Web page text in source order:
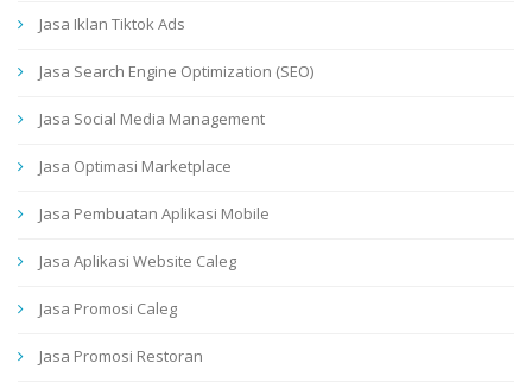
Jasa Iklan Tiktok Ads
Jasa Search Engine Optimization (SEO)
Jasa Social Media Management
Jasa Optimasi Marketplace
Jasa Pembuatan Aplikasi Mobile
Jasa Aplikasi Website Caleg
Jasa Promosi Caleg
Jasa Promosi Restoran